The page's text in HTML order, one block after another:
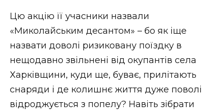
Втрачений Ужгород (відеоверсія)
ЗАКАРПАТСЬКІ НОВИНИ
НОВИНИ ЗАХІДНОЇ УКРАЇНИ
Цю акцію її учасники назвали
«Миколайським десантом» – бо як іще
назвати доволі ризиковану поїздку в
нещодавно звільнені від окупантів села
Харківщини, куди ще, буває, прилітають
снаряди і де колишнє життя дуже поволі
відроджується з попелу? Навіть зібрати